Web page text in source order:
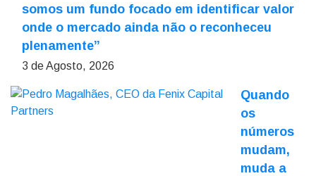
somos um fundo focado em identificar valor
onde o mercado ainda não o reconheceu
plenamente”
3 de Agosto, 2026
Quando
os
números
mudam,
muda a